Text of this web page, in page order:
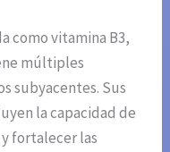
como vitamina B3,
múltiples
subyacentes. Sus
la capacidad de
fortalecer las